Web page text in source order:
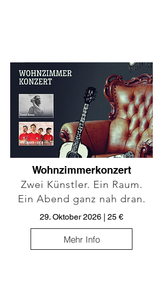
Wohnzimmerkonzert
Zwei Künstler. Ein Raum.
Ein Abend ganz nah dran.
29. Oktober 2026 | 25 €
Mehr Info